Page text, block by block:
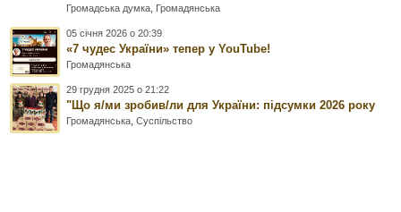
Громадська думка Громадянська
05 січня 2026 о 20:39
«7 чудес України» тепер у YouTube!
Громадянська
29 грудня 2025 о 21:22
"Що я/ми зробив/ли для України: підсумки 2026 року
Громадянська ,Суспільство